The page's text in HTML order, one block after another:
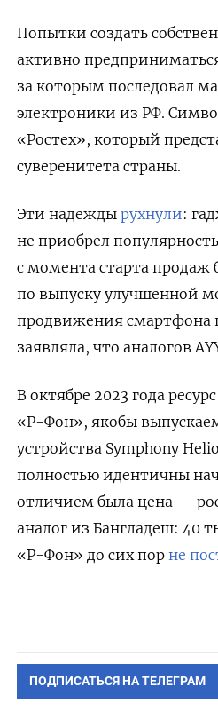
Попытки создать
активно
за которым последовал
электроники из РФ.
«Ростех», который
суверенитета страны.
Эти надежды рухнули:
не приобрел
с момента старта продаж
по выпуску улучшенной
продвижения смартфона
заявляла, что аналогов
В октябре 2023 года
«Р-Фон», якобы
устройства Symphony
полностью идентичны
отличием была цена —
аналог из Бангладеш: 40
«Р-Фон» до сих пор не
ПОДПИСАТЬСЯ НА ТЕЛЕГРАМ